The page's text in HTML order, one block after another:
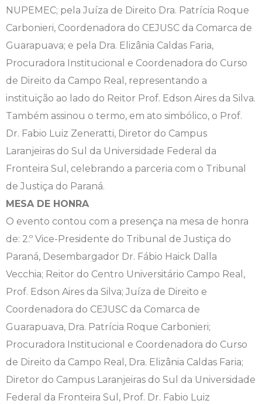
NUPEMEC; pela Juíza de Direito Dra. Patrícia Roque
Carbonieri, Coordenadora do CEJUSC da Comarca de
Guarapuava; e pela Dra. Elizânia Caldas Faria,
Procuradora Institucional e Coordenadora do Curso
de Direito da Campo Real, representando a
instituição ao lado do Reitor Prof. Edson Aires da Silva.
Também assinou o termo, em ato simbólico, o Prof.
Dr. Fabio Luiz Zeneratti, Diretor do Campus
Laranjeiras do Sul da Universidade Federal da
Fronteira Sul, celebrando a parceria com o Tribunal
de Justiça do Paraná.
MESA DE HONRA
O evento contou com a presença na mesa de honra
de: 2.º Vice-Presidente do Tribunal de Justiça do
Paraná, Desembargador Dr. Fábio Haick Dalla
Vecchia; Reitor do Centro Universitário Campo Real,
Prof. Edson Aires da Silva; Juíza de Direito e
Coordenadora do CEJUSC da Comarca de
Guarapuava, Dra. Patrícia Roque Carbonieri;
Procuradora Institucional e Coordenadora do Curso
de Direito da Campo Real, Dra. Elizânia Caldas Faria;
Diretor do Campus Laranjeiras do Sul da Universidade
Federal da Fronteira Sul, Prof. Dr. Fabio Luiz